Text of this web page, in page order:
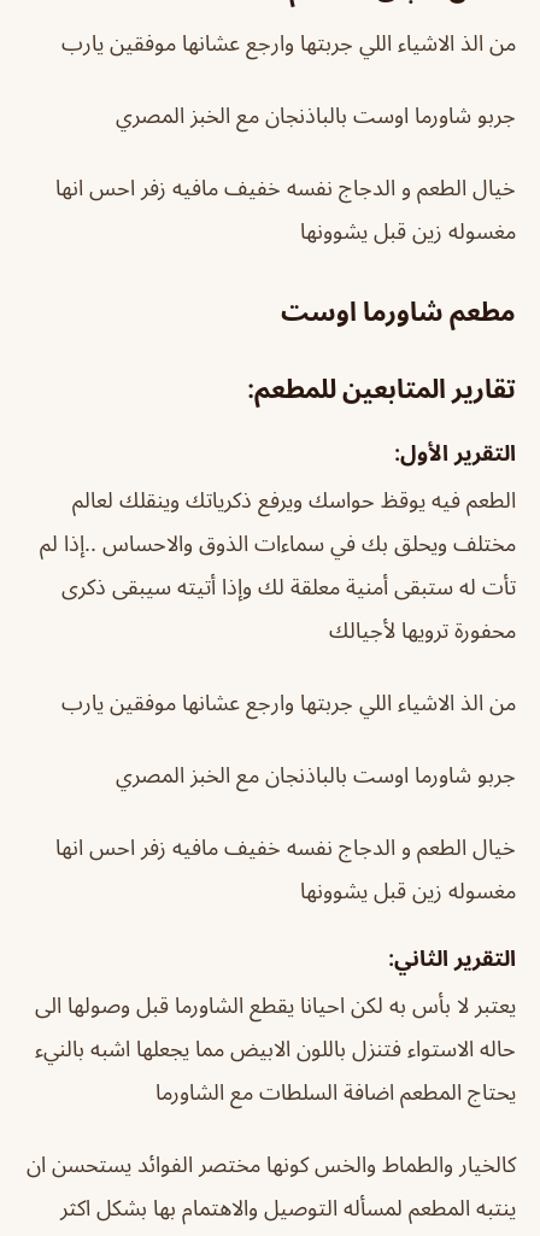
من الذ الاشياء اللي جربتها وارجع عشانها موفقين يارب
جربو شاورما اوست بالباذنجان مع الخبز المصري
خيال الطعم و الدجاج نفسه خفيف مافيه زفر احس انها
مغسوله زين قبل يشوونها
مطعم شاورما اوست
تقارير المتابعين للمطعم:
التقرير الأول:
الطعم فيه يوقظ حواسك ويرفع ذكرياتك وينقلك لعالم
مختلف ويحلق بك في سماءات الذوق والاحساس ..إذا لم
تأت له ستبقى أمنية معلقة لك وإذا أتيته سيبقى ذكرى
محفورة ترويها لأجيالك
من الذ الاشياء اللي جربتها وارجع عشانها موفقين يارب
جربو شاورما اوست بالباذنجان مع الخبز المصري
خيال الطعم و الدجاج نفسه خفيف مافيه زفر احس انها
مغسوله زين قبل يشوونها
التقرير الثاني:
يعتبر لا بأس به لكن احيانا يقطع الشاورما قبل وصولها الى
حاله الاستواء فتنزل باللون الابيض مما يجعلها اشبه بالنيء
يحتاج المطعم اضافة السلطات مع الشاورما
كالخيار والطماط والخس كونها مختصر الفوائد يستحسن ان
ينتبه المطعم لمسأله التوصيل والاهتمام بها بشكل اكثر